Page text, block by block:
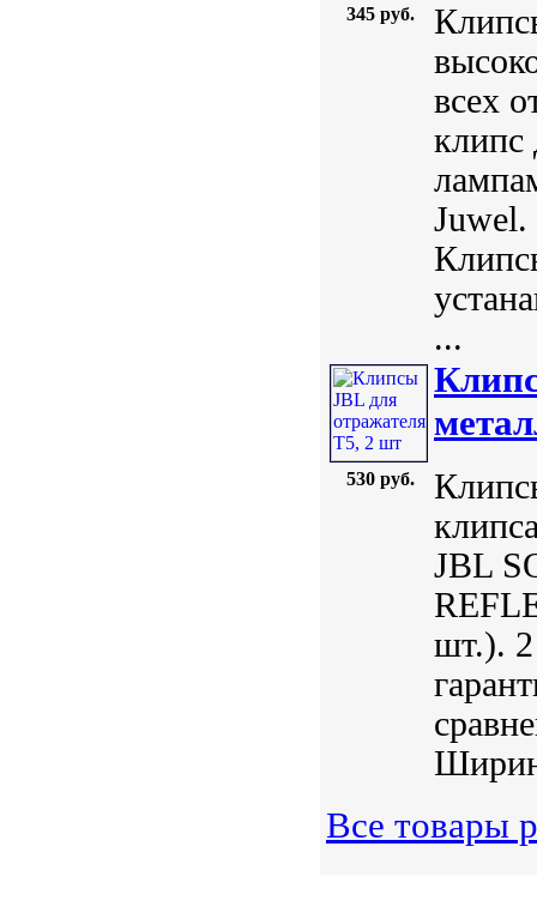
345 руб.
всех
клипс
Juwel.
...
530 руб.
JBL
шт.). 2
Все товары